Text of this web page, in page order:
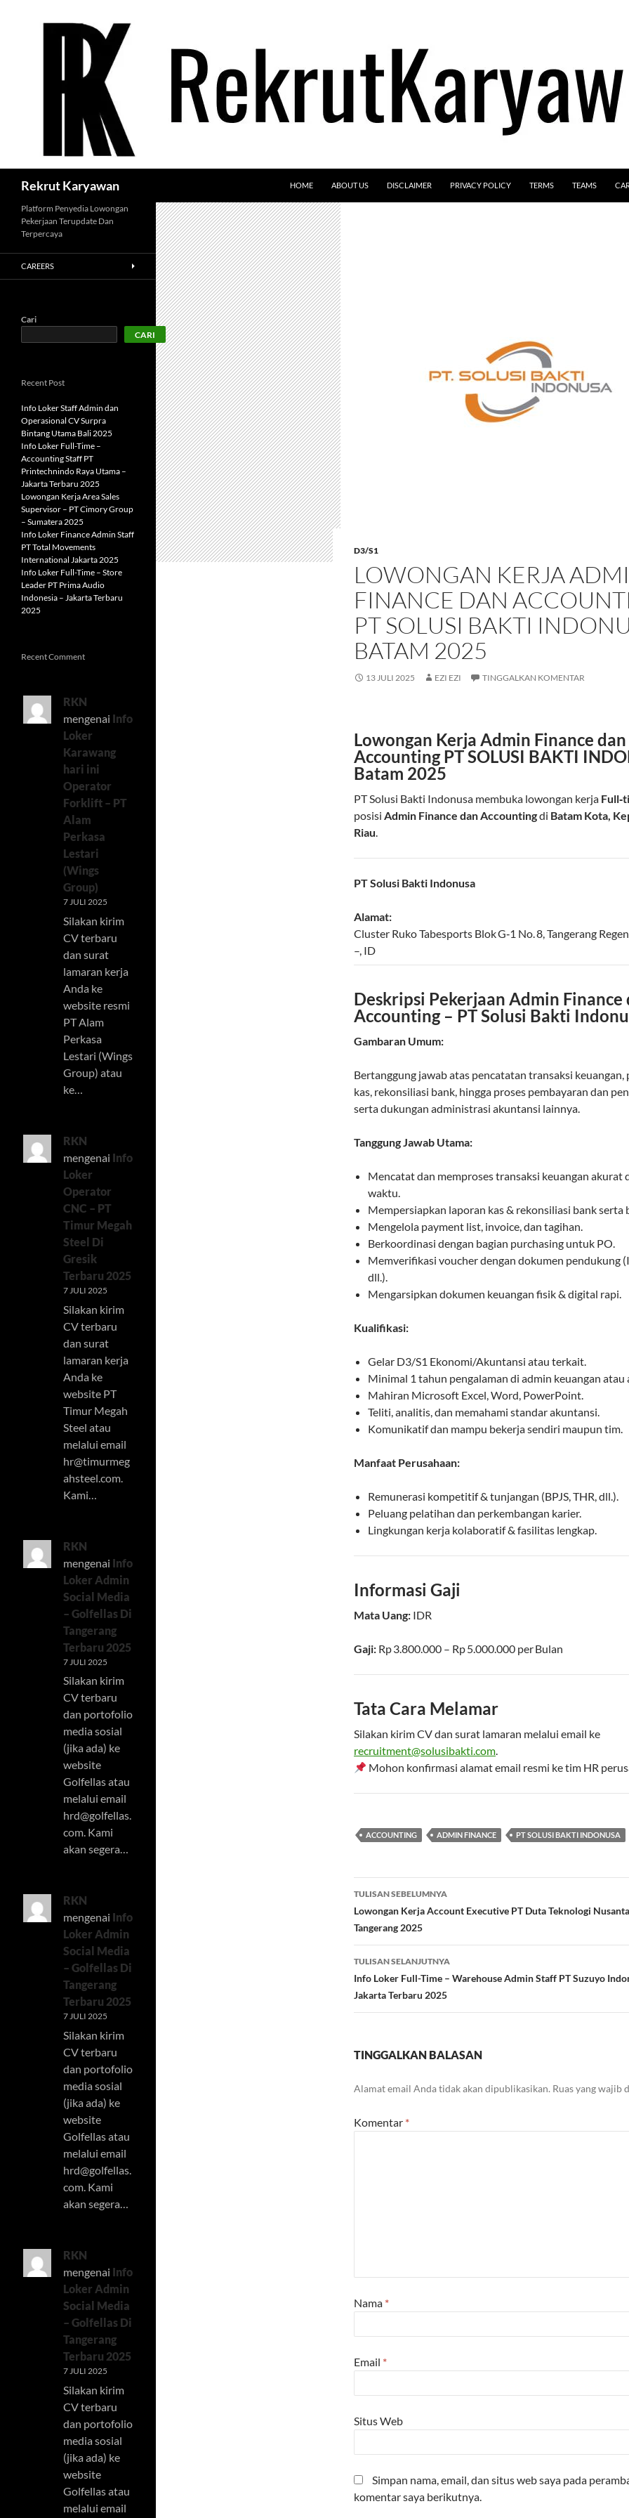
Rekrut Karyawan HOME ABOUT US DISCLAIMER PRIVACY POLICY TERMS TEAMS
D3/S1
LOWONGAN KERJA
FINANCE DAN
PT SOLUSI BAKTI
BATAM 2025
13 JULI 2025 EZI EZI TINGGALKAN KOMENTAR
Lowongan Kerja Admin Finance dan
Accounting PT SOLUSI BAKTI
Batam 2025
PT Solusi Bakti Indonusa membuka lowongan kerja
posisi Admin Finance dan Accountingdi Batam Kota,
Riau.
PT Solusi Bakti Indonusa
Alamat:
Cluster Ruko Tabesports Blok G‑1 No. 8,Tangerang
–, ID
Deskripsi Pekerjaan Admin Finance
Accounting – PT Solusi Bakti
Gambaran Umum:
Bertanggung jawab atas pencatatan transaksi keuangan,
kas, rekonsiliasi bank, hingga proses pembayaran dan
serta dukungan administrasi akuntansi lainnya.
Tanggung Jawab Utama:
Mencatat dan memproses transaksi keuangan akurat
waktu.
Mempersiapkan laporan kas & rekonsiliasi bank serta
Mengelola payment list, invoice, dan tagihan.
Berkoordinasi dengan bagian purchasing untuk PO.
Memverifikasi voucher dengan dokumen pendukung
dll.).
Mengarsipkan dokumen keuangan fisik & digital rapi.
Kualifikasi:
Gelar D3/S1 Ekonomi/Akuntansi atau terkait.
Minimal 1 tahun pengalaman di admin keuangan atau
Mahiran Microsoft Excel, Word, PowerPoint.
Teliti, analitis, dan memahami standar akuntansi.
Komunikatif dan mampu bekerja sendiri maupun tim.
Manfaat Perusahaan:
Remunerasi kompetitif & tunjangan (BPJS, THR, dll.).
Peluang pelatihan dan perkembangan karier.
Lingkungan kerja kolaboratif & fasilitas lengkap.
Informasi Gaji
Mata Uang: IDR
Gaji: Rp 3.800.000 – Rp 5.000.000 perBulan
Tata Cara Melamar
Silakan kirim CV dan surat lamaran melalui email ke
recruitment@solusibakti.com.
Mohon konfirmasi alamat email resmi ke tim HR
ACCOUNTING ADMIN FINANCE PT SOLUSI BAKTI INDONUSA
Navigasi
Tulisan
TULISAN SEBELUMNYA
Lowongan Kerja Account Executive PT Duta Teknologi
Tangerang 2025
TULISAN SELANJUTNYA
Info Loker Full-Time – Warehouse Admin Staff PT Suzuyo
Jakarta Terbaru 2025
TINGGALKAN BALASAN
Alamat email Anda tidak akan dipublikasikan. Ruas yang wajib
Komentar *
Nama *
Email *
Situs Web
Simpan nama, email, dan situs web saya pada
komentar saya berikutnya.
Platform Penyedia Lowongan
Pekerjaan Terupdate Dan
Terpercaya
CAREERS
Cari
CARI
Recent Post
Info Loker Staff Admin dan
Operasional CV Surpra
Bintang Utama Bali 2025
Info Loker Full-Time –
Accounting Staff PT
Printechnindo Raya Utama –
Jakarta Terbaru 2025
Lowongan Kerja Area Sales
Supervisor – PT Cimory Group
– Sumatera 2025
Info Loker Finance Admin Staff
PT Total Movements
International Jakarta 2025
Info Loker Full-Time – Store
Leader PT Prima Audio
Indonesia – Jakarta Terbaru
2025
Recent Comment
RKN
mengenai Info
Loker
Karawang
hari ini
Operator
Forklift – PT
Alam
Perkasa
Lestari
(Wings
Group)
7 JULI 2025
Silakan kirim
CV terbaru
dan surat
lamaran kerja
Anda ke
website resmi
PT Alam
Perkasa
Lestari (Wings
Group) atau
ke…
RKN
mengenai Info
Loker
Operator
CNC – PT
Timur Megah
Steel Di
Gresik
Terbaru 2025
7 JULI 2025
Silakan kirim
CV terbaru
dan surat
lamaran kerja
Anda ke
website PT
Timur Megah
Steel atau
melalui email
hr@timurmeg
ahsteel.com
Kami…
RKN
mengenai Info
Loker Admin
Social Media
– Golfellas Di
Tangerang
Terbaru 2025
7 JULI 2025
Silakan kirim
CV terbaru
dan portofolio
media sosial
(jika ada) ke
website
Golfellas atau
melalui email
hrd@golfellas.
com. Kami
akan segera…
RKN
mengenai Info
Loker Admin
Social Media
– Golfellas Di
Tangerang
Terbaru 2025
7 JULI 2025
Silakan kirim
CV terbaru
dan portofolio
media sosial
(jika ada) ke
website
Golfellas atau
melalui email
hrd@golfellas.
com. Kami
akan segera…
RKN
mengenai Info
Loker Admin
Social Media
– Golfellas Di
Tangerang
Terbaru 2025
7 JULI 2025
Silakan kirim
CV terbaru
dan portofolio
media sosial
(jika ada) ke
website
Golfellas atau
melalui email